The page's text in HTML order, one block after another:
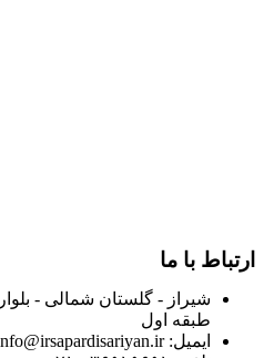
ارتباط با ما
شیراز - گلستان شمالی -
طبقه اول
ایمیل: info@irsapardisariyan.ir